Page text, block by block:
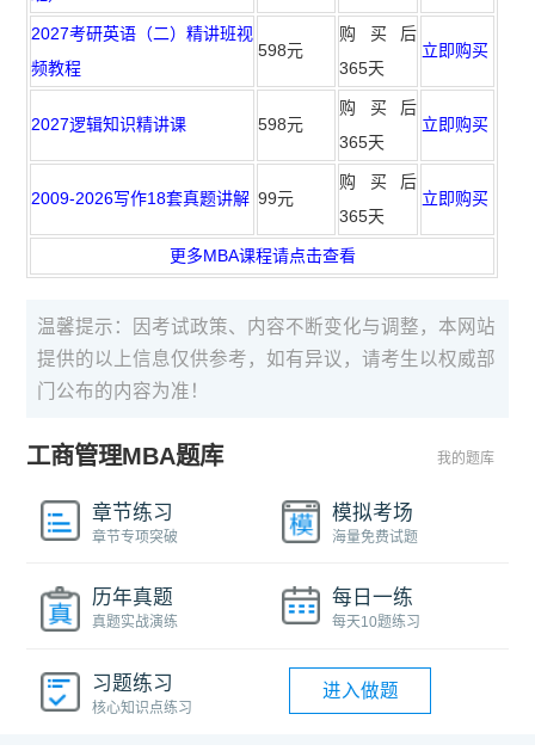
2027考研英语（二）精讲班视
频教程
598元
购买后
365天
立即购买
2027逻辑知识精讲课 598元
购买后
365天
立即购买
2009-2026写作18套真题讲解 99元
购买后
365天
立即购买
更多MBA课程请点击查看
温馨提示：因考试政策、内容不断变化与调整，本网站
提供的以上信息仅供参考，如有异议，请考生以权威部
门公布的内容为准！
工商管理MBA题库 我的题库
章节练习
章节专项突破
模拟考场
海量免费试题
历年真题
真题实战演练
每日一练
每天10题练习
习题练习
核心知识点练习
进入做题